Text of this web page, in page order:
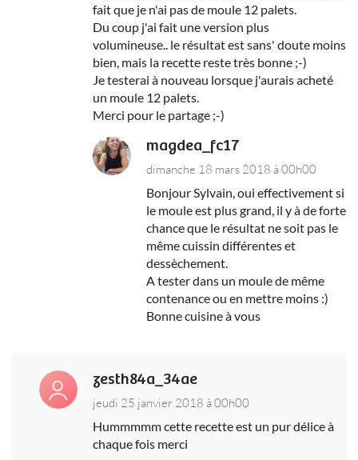
fait que je n'ai pas de moule 12 palets.
Du coup j'ai fait une version plus
volumineuse.. le résultat est sans' doute moins
bien, mais la recette reste très bonne ;-)
Je testerai à nouveau lorsque j'aurais acheté
un moule 12 palets.
Merci pour le partage ;-)
magdea_fc17
dimanche 18 mars 2018 à 00h00
Bonjour Sylvain, oui effectivement si
le moule est plus grand, il y à de forte
chance que le résultat ne soit pas le
même cuissin différentes et
dessèchement.
A tester dans un moule de même
contenance ou en mettre moins :)
Bonne cuisine à vous
zesth84a_34ae
jeudi 25 janvier 2018 à 00h00
Hummmmm cette recette est un pur délice à
chaque fois merci